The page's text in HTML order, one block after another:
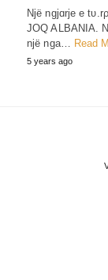
Një ngjɑrje e
JOQ ALBANIA.
një nga… Read
5 years ago